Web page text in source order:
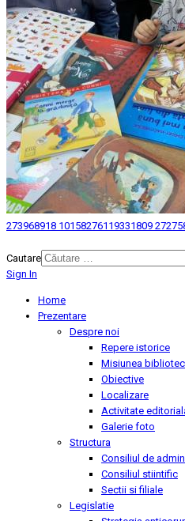
273968918 10158276119331809
Cautare
Sign In
Home
Prezentare
Despre noi
Repere istorice
Misiunea
Obiective
Localizare
Activitate
Galerie foto
Structura
Consiliul de
Consiliul stiintific
Sectii si filiale
Legislatie